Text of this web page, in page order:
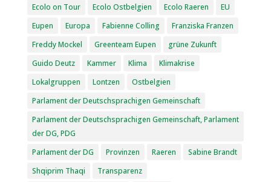
Ecolo on Tour
Ecolo Ostbelgien Ecolo Raeren
EU
Eupen
Europa Fabienne Colling
Franziska Franzen
Freddy Mockel
Greenteam Eupen
grüne Zukunft
Guido Deutz
Kammer Klima
Klimakrise
Lokalgruppen
Lontzen
Ostbelgien
Parlament der Deutschsprachigen Gemeinschaft
Parlament der Deutschsprachigen Gemeinschaft, Parlament
der DG, PDG
Parlament der DG
Provinzen Raeren
Sabine Brandt
Shqiprim Thaqi
Transparenz